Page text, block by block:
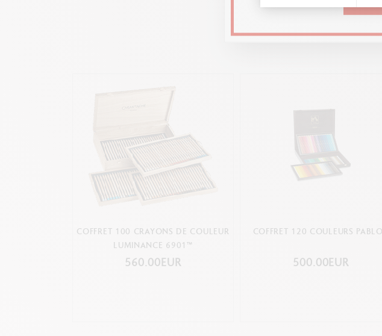
Vous
COFFRET 100 CRAYONS DE COULEUR
LUMINANCE 6901™
560.00EUR
COFFRET 120 COULEURS
500.00EUR